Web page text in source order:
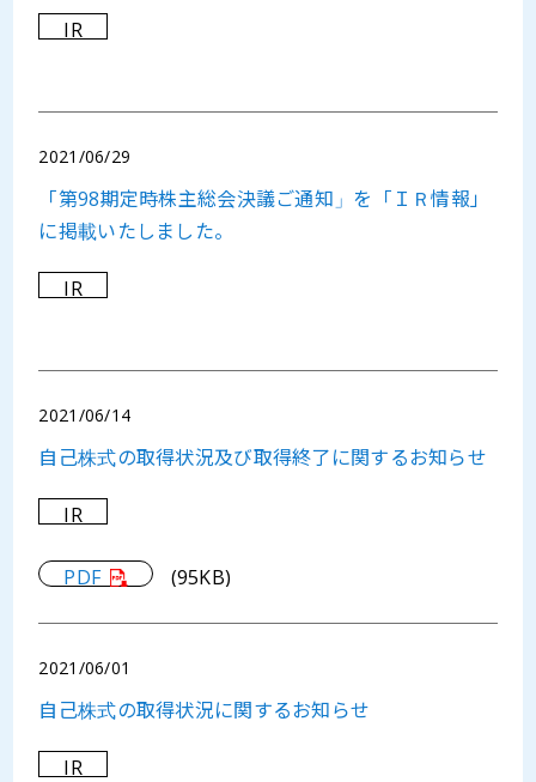
IR
2021/06/29
「第98期定時株主総会決議ご通知」を「ＩＲ情報」
に掲載いたしました。
IR
2021/06/14
自己株式の取得状況及び取得終了に関するお知らせ
IR
PDF (95KB)
2021/06/01
自己株式の取得状況に関するお知らせ
IR